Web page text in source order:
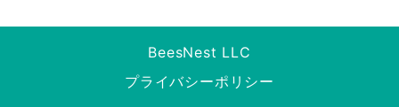
BeesNest LLC
プライバシーポリシー